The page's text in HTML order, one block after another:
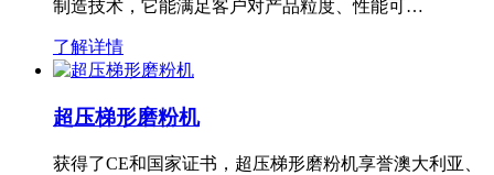
制造技术，它能满足客户对产品粒度、性能可…
了解详情
超压梯形磨粉机
获得了CE和国家证书，超压梯形磨粉机享誉澳大利亚、